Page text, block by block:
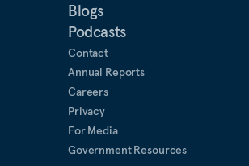
Blogs
Podcasts
Contact
Annual Reports
Careers
Privacy
For Media
Government Resources